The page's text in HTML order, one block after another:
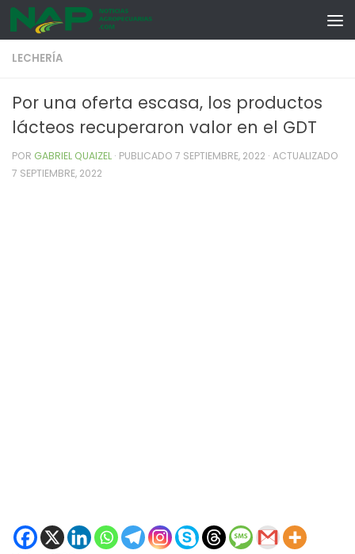
Skip to content
LECHERÍA
Por una oferta escasa, los productos
lácteos recuperaron valor en el GDT
POR GABRIEL QUAIZEL · PUBLICADO 7 SEPTIEMBRE, 2022 · ACTUALIZADO
7 SEPTIEMBRE, 2022